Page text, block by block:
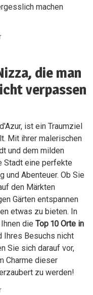
machen
die man
verpassen
ist ein Traumziel
Mit ihrer malerischen
und dem milden
Stadt eine perfekte
und Abenteuer. Ob Sie
den Märkten
Gärten entspannen
etwas zu bieten. In
dieTop 10 Orte in
Ihres Besuchs nicht
Sie sich darauf vor,
Charme dieser
zu werden!